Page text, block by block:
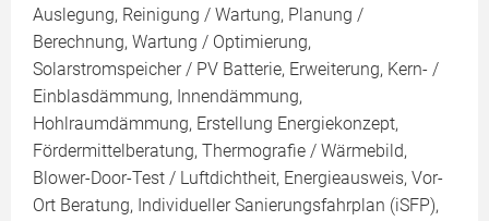
Auslegung, Reinigung / Wartung, Planung /
Berechnung, Wartung / Optimierung,
Solarstromspeicher / PV Batterie, Erweiterung, Kern- /
Einblasdämmung, Innendämmung,
Hohlraumdämmung, Erstellung Energiekonzept,
Fördermittelberatung, Thermografie / Wärmebild,
Blower-Door-Test / Luftdichtheit, Energieausweis, Vor-
Ort Beratung, Individueller Sanierungsfahrplan (iSFP),